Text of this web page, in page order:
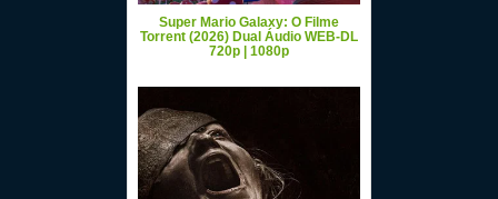
Super Mario Galaxy: O Filme
Torrent (2026) Dual Áudio WEB-DL
720p | 1080p